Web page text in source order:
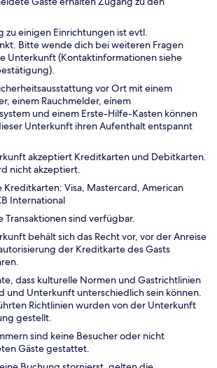
zu einigen Einrichtungen ist evtl.
Bitte wende dich bei weiteren Fragen
Unterkunft (Kontaktinformationen siehe
vor Ort mit einem
einem Rauchmelder, einem
und einem Erste-Hilfe-Kasten können
Unterkunft ihren Aufenthalt entspannt
akzeptiert Kreditkarten und Debitkarten.
nicht akzeptiert.
Kreditkarten: Visa, Mastercard, American
International
Transaktionen sind verfügbar.
behält sich das Recht vor, vor der Anreise
der Kreditkarte des Gasts
dass kulturelle Normen und Gastrichtlinien
und Unterkunft unterschiedlich sein können.
Richtlinien wurden von der Unterkunft
gestellt.
sind keine Besucher oder nicht
Gäste gestattet.